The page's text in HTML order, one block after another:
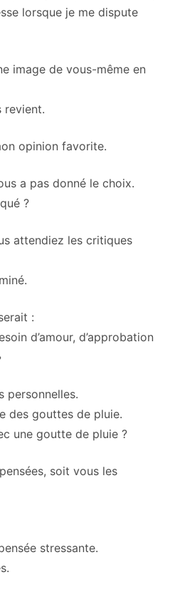
lorsque je me dispute
image de vous-même en
revient.
opinion favorite.
a pas donné le choix.
?
attendiez les critiques
:
d’amour, d’approbation
personnelles.
des gouttes de pluie.
une goutte de pluie ?
soit vous les
stressante.